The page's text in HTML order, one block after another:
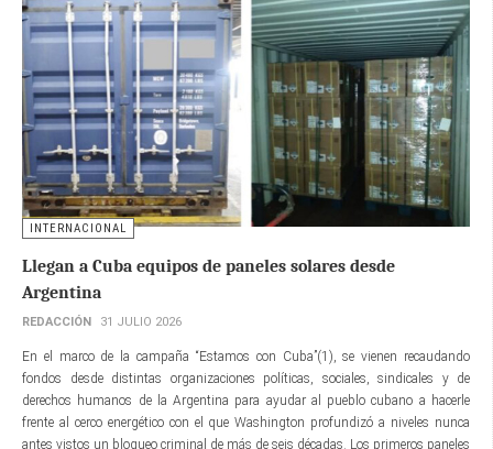
INTERNACIONAL
Llegan a Cuba equipos de paneles solares desde
Argentina
REDACCIÓN 31 JULIO 2026
En el marco de la campaña “Estamos con Cuba”(1), se vienen recaudando
fondos desde distintas organizaciones políticas, sociales, sindicales y de
derechos humanos de la Argentina para ayudar al pueblo cubano a hacerle
frente al cerco energético con el que Washington profundizó a niveles nunca
antes vistos un bloqueo criminal de más de seis décadas. Los primeros paneles